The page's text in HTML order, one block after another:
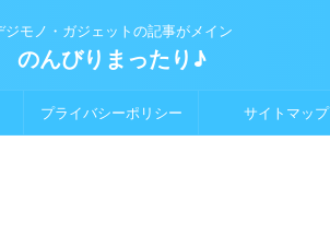
ジモノ・ガジェットの記事がメイン
のんびりまったり♪
プライバシーポリシー サイトマップ